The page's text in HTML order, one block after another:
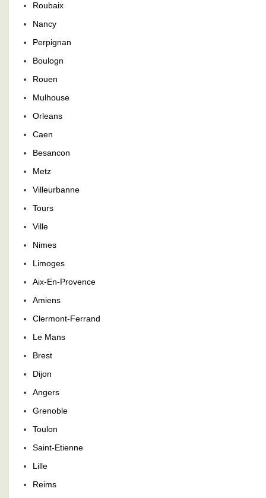
Roubaix
Nancy
Perpignan
Boulogn
Rouen
Mulhouse
Orleans
Caen
Besancon
Metz
Villeurbanne
Tours
Ville
Nimes
Limoges
Aix-En-Provence
Amiens
Clermont-Ferrand
Le Mans
Brest
Dijon
Angers
Grenoble
Toulon
Saint-Etienne
Lille
Reims